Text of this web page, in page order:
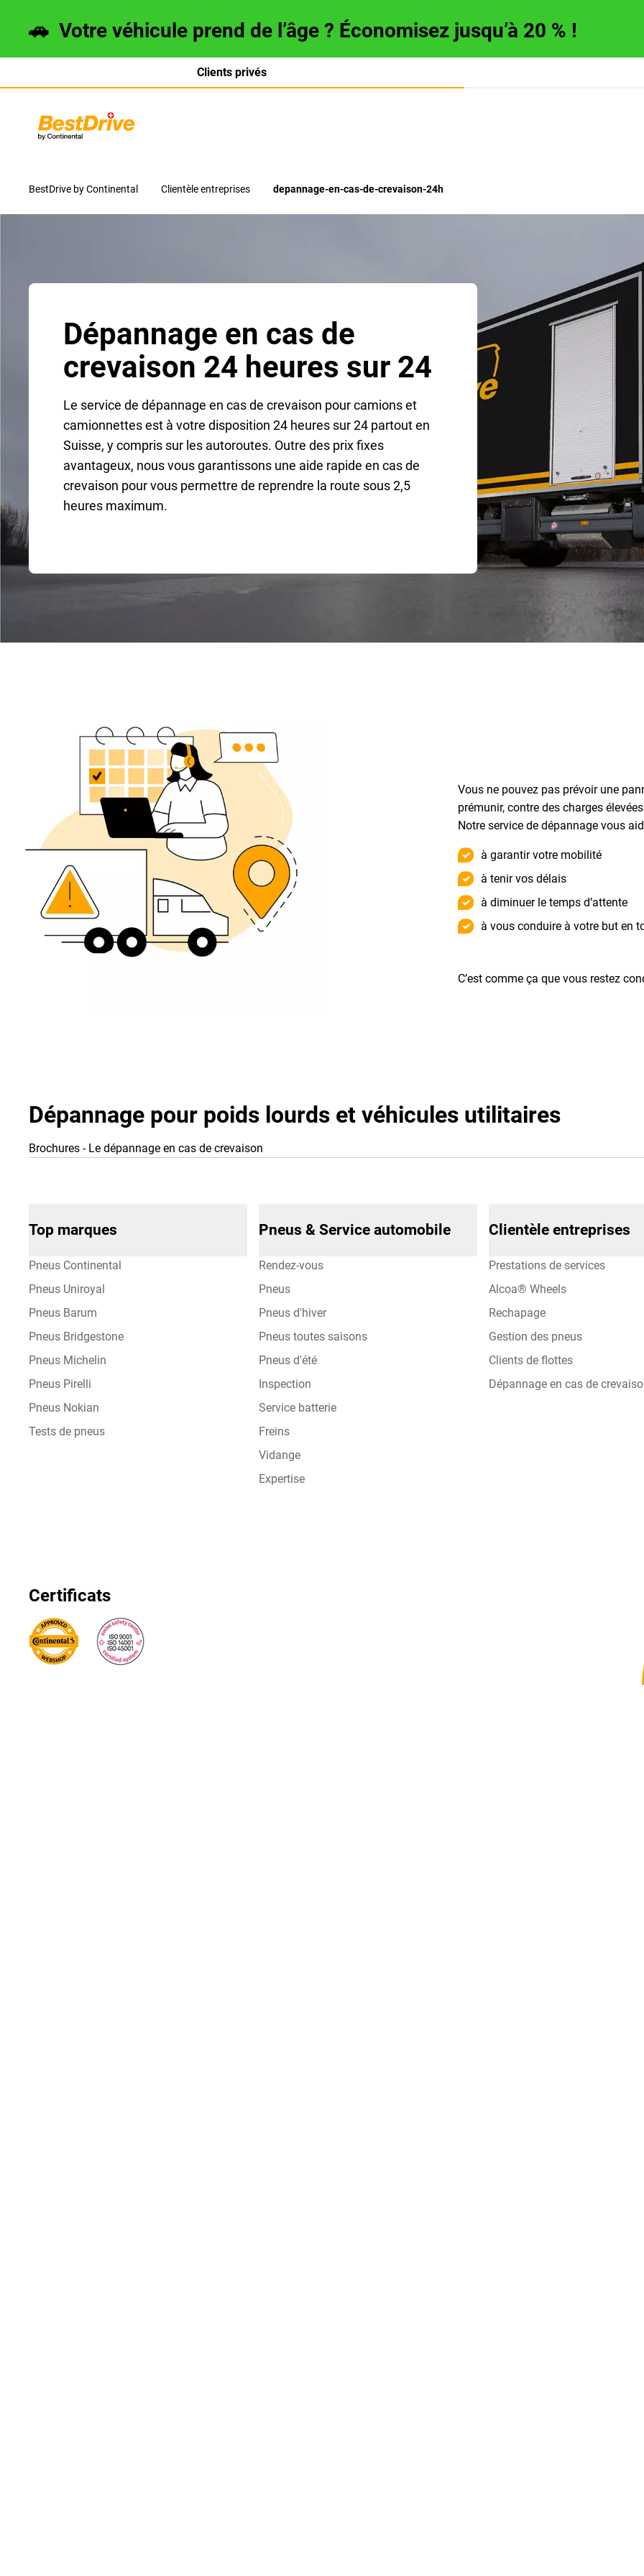
🚗 Votre véhicule prend de l’âge ? Économisez jusqu’à 20 % !
Clients privés
Deutsch
BestDrive by Continental Clientèle entreprises depannage-en-cas-de-crevaison-24h
Dépannage en cas de
crevaison 24 heures sur 24
Le service de dépannage en cas de crevaison pour camions et
camionnettes est à votre disposition 24 heures sur 24 partout en
Suisse, y compris sur les autoroutes. Outre des prix fixes
avantageux, nous vous garantissons une aide rapide en cas de
crevaison pour vous permettre de reprendre la route sous 2,5
heures maximum.
Vous ne pouvez pas prévoir une
prémunir, contre des charges
Notre service de dépannage vous
à garantir votre mobilité
à tenir vos délais
à diminuer le temps d’attente
à vous conduire à votre but en
C’est comme ça que vous restez
Dépannage pour poids lourds et véhicules utilitaires
Brochures - Le dépannage en cas de crevaison
Top marques
Pneus Continental
Pneus Uniroyal
Pneus Barum
Pneus Bridgestone
Pneus Michelin
Pneus Pirelli
Pneus Nokian
Tests de pneus
Pneus & Service automobile
Rendez-vous
Pneus
Pneus d'hiver
Pneus toutes saisons
Pneus d'été
Inspection
Service batterie
Freins
Vidange
Expertise
Clientèle entreprises
Prestations de services
Alcoa® Wheels
Rechapage
Gestion des pneus
Clients de flottes
Dépannage en cas de
Certificats